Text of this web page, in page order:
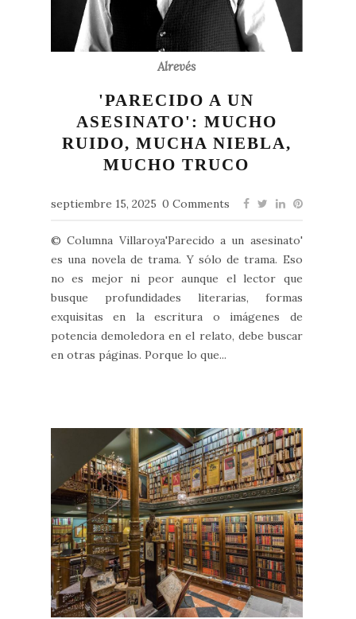
Alrevés
'PARECIDO A UN
ASESINATO': MUCHO
RUIDO, MUCHA NIEBLA,
MUCHO TRUCO
septiembre 15, 2025 0 Comments
© Columna Villaroya'Parecido a un asesinato'
es una novela de trama. Y sólo de trama. Eso
no es mejor ni peor aunque el lector que
busque profundidades literarias, formas
exquisitas en la escritura o imágenes de
potencia demoledora en el relato, debe buscar
en otras páginas. Porque lo que...